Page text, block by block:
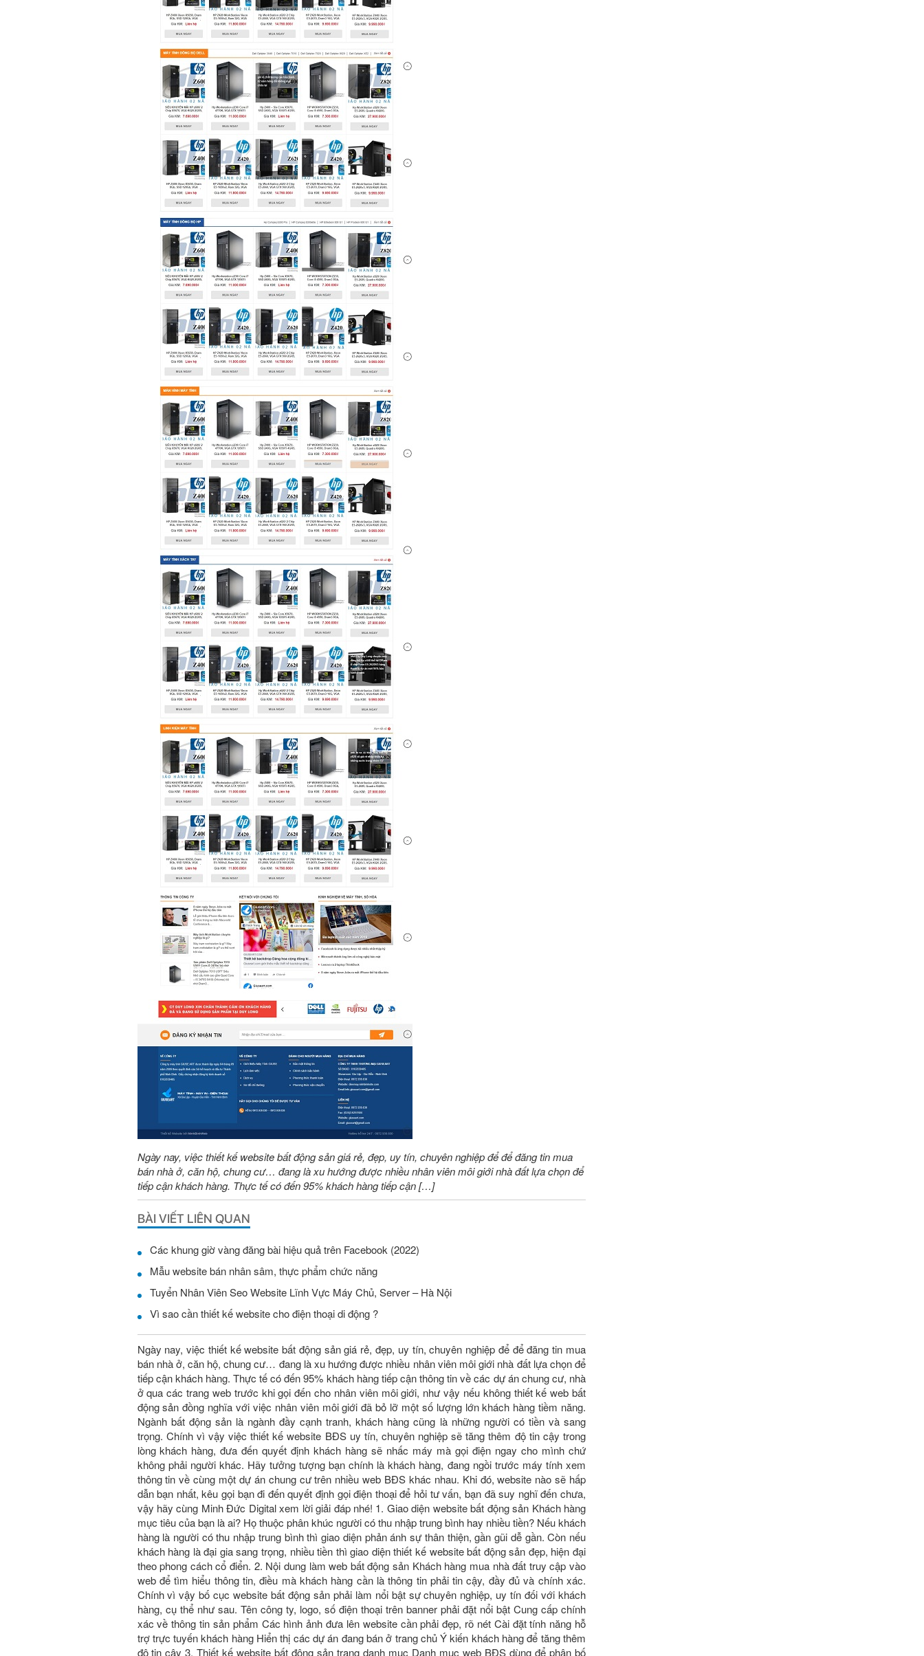
Ngày nay, việc thiết kế website bất động sản giá rẻ, đẹp, uy tín, chuyên nghiệp để để đăng tin mua
bán nhà ở, căn hộ, chung cư… đang là xu hướng được nhiều nhân viên môi giới nhà đất lựa chọn để
tiếp cận khách hàng. Thực tế có đến 95% khách hàng tiếp cận […]
BÀI VIẾT LIÊN QUAN
Các khung giờ vàng đăng bài hiệu quả trên Facebook (2022)
Mẫu website bán nhân sâm, thực phẩm chức năng
Tuyển Nhân Viên Seo Website Lĩnh Vực Máy Chủ, Server – Hà Nội
Vì sao cần thiết kế website cho điện thoại di động ?
Ngày nay, việc thiết kế website bất động sản giá rẻ, đẹp, uy tín, chuyên nghiệp để để đăng tin mua
bán nhà ở, căn hộ, chung cư… đang là xu hướng được nhiều nhân viên môi giới nhà đất lựa chọn để
tiếp cận khách hàng. Thực tế có đến 95% khách hàng tiếp cận thông tin về các dự án chung cư, nhà
ở qua các trang web trước khi gọi đến cho nhân viên môi giới, như vậy nếu không thiết kế web bất
động sản đồng nghĩa với việc nhân viên môi giới đã bỏ lỡ một số lượng lớn khách hàng tiềm năng.
Ngành bất động sản là ngành đầy cạnh tranh, khách hàng cũng là những người có tiền và sang
trọng. Chính vì vậy việc thiết kế website BĐS uy tín, chuyên nghiệp sẽ tăng thêm độ tin cậy trong
lòng khách hàng, đưa đến quyết định khách hàng sẽ nhấc máy mà gọi điện ngay cho mình chứ
không phải người khác. Hãy tưởng tượng bạn chính là khách hàng, đang ngồi trước máy tính xem
thông tin về cùng một dự án chung cư trên nhiều web BĐS khác nhau. Khi đó, website nào sẽ hấp
dẫn bạn nhất, kêu gọi bạn đi đến quyết định gọi điện thoại để hỏi tư vấn, bạn đã suy nghĩ đến chưa,
vậy hãy cùng Minh Đức Digital xem lời giải đáp nhé! 1. Giao diện website bất động sản Khách hàng
mục tiêu của bạn là ai? Họ thuộc phân khúc người có thu nhập trung bình hay nhiều tiền? Nếu khách
hàng là người có thu nhập trung bình thì giao diện phản ánh sự thân thiện, gần gũi dễ gần. Còn nếu
khách hàng là đại gia sang trọng, nhiều tiền thì giao diện thiết kế website bất động sản đẹp, hiện đại
theo phong cách cổ điển. 2. Nội dung làm web bất động sản Khách hàng mua nhà đất truy cập vào
web để tìm hiểu thông tin, điều mà khách hàng cần là thông tin phải tin cậy, đầy đủ và chính xác.
Chính vì vậy bố cục website bất động sản phải làm nổi bật sự chuyên nghiệp, uy tín đối với khách
hàng, cụ thể như sau. Tên công ty, logo, số điện thoại trên banner phải đặt nổi bật Cung cấp chính
xác về thông tin sản phẩm Các hình ảnh đưa lên website cần phải đẹp, rõ nét Cài đặt tính năng hỗ
trợ trực tuyến khách hàng Hiển thị các dự án đang bán ở trang chủ Ý kiến khách hàng để tăng thêm
độ tin cậy 3. Thiết kế website bất động sản trang danh mục Danh mục web BĐS dùng để phân bố